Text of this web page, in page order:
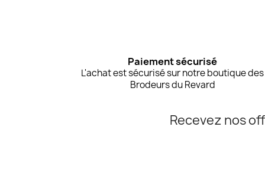
Paiement sécurisé
L'achat est sécurisé sur notre boutique des
Brodeurs du Revard
Recevez nos